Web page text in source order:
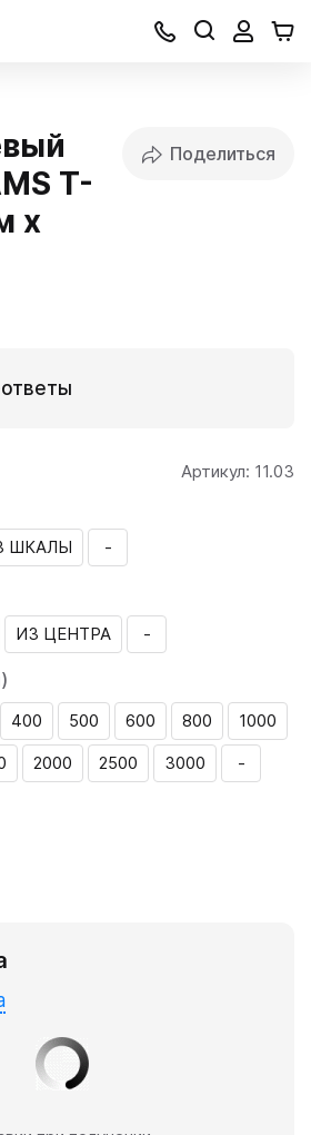
T-
х
Поделиться
Артикул: 11.03
ШКАЛЫ -
ИЗ ЦЕНТРА -
400 500 600 800
1000
2000 2500 3000 -